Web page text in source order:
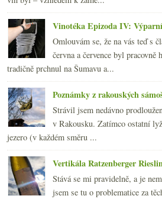
Vinotéka Epizoda IV:
Omlouvám se, že na vás teď s
června a července byl pracovně
tradičně prchnul na Šumavu a...
Poznámky z rakouských
Strávil jsem nedávno
v Rakousku. Zatímco ostatní
jezero (v každém směru ...
Vertikála Ratzenberger
Stává se mi pravidelně, a je
jsem se tu o problematice za